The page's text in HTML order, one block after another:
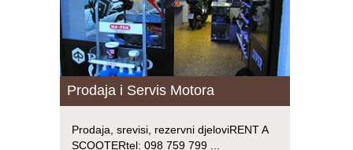
Prodaja i Servis Motora
Prodaja, srevisi, rezervni djeloviRENT A
SCOOTERtel: 098 759 799 ...